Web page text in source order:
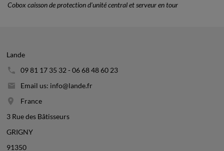
Cobox caisson de protection d'unité central et serveur en tour
Lande
09 81 17 35 32 - 06 68 48 60 23
Email us: info@lande.fr
France
3 Rue des Bâtisseurs
GRIGNY
91350